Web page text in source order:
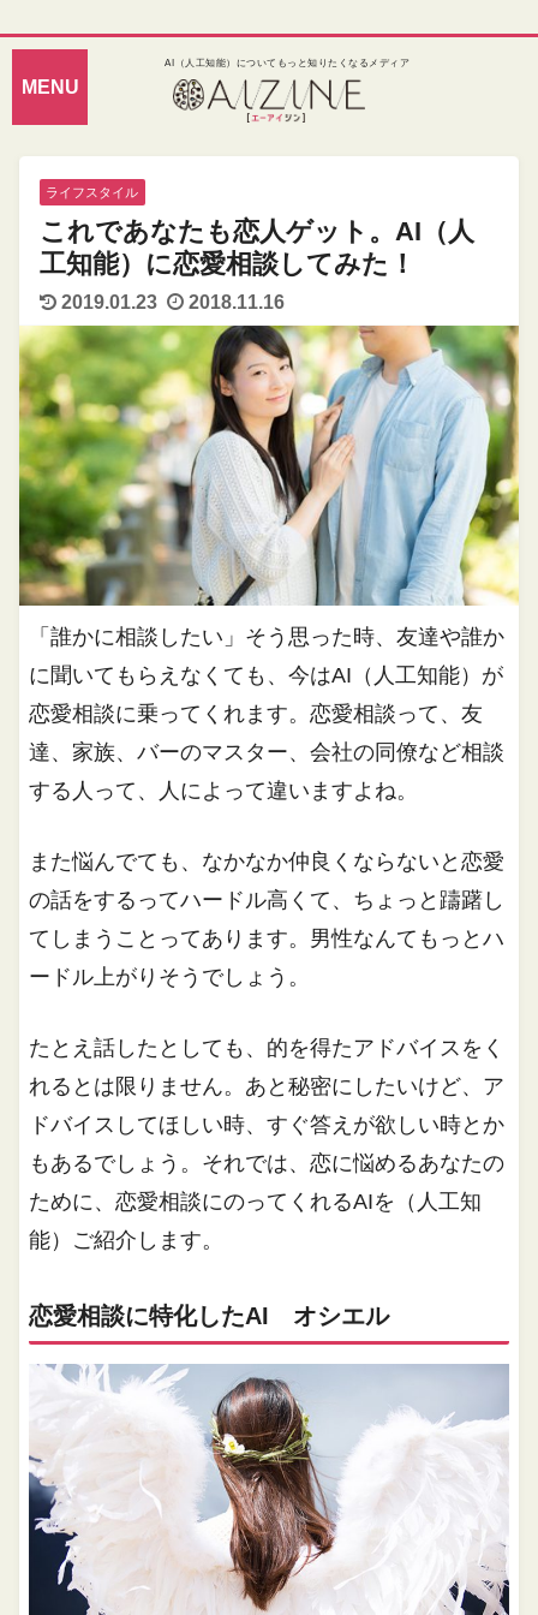
AI（人工知能）についてもっと知りたくなるメディア
ライフスタイル
これであなたも恋人ゲット。AI（人
工知能）に恋愛相談してみた！
2019.01.23 2018.11.16
「誰かに相談したい」そう思った時、友達や誰か
に聞いてもらえなくても、今はAI（人工知能）が
恋愛相談に乗ってくれます。恋愛相談って、友
達、家族、バーのマスター、会社の同僚など相談
する人って、人によって違いますよね。
また悩んでても、なかなか仲良くならないと恋愛
の話をするってハードル高くて、ちょっと躊躇し
てしまうことってあります。男性なんてもっとハ
ードル上がりそうでしょう。
たとえ話したとしても、的を得たアドバイスをく
れるとは限りません。あと秘密にしたいけど、ア
ドバイスしてほしい時、すぐ答えが欲しい時とか
もあるでしょう。それでは、恋に悩めるあなたの
ために、恋愛相談にのってくれるAIを（人工知
能）ご紹介します。
恋愛相談に特化したAI オシエル